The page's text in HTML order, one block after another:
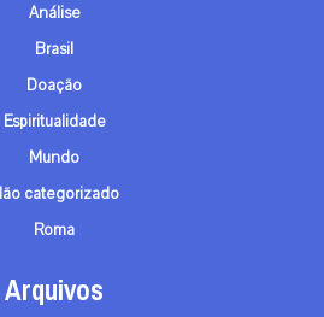
Análise
Brasil
Doação
Espiritualidade
Mundo
categorizado
Roma
Arquivos